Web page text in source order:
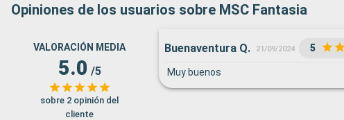
Opiniones de los usuarios sobre MSC Fantasia
VALORACIÓN MEDIA
5.0 /5
sobre 2 opinión del
cliente
Buenaventura Q. 21/09/2024 5
Muy buenos